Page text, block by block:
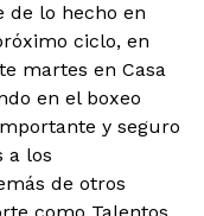
de lo hecho en
ciclo, en
martes en Casa
en el boxeo
y seguro
a los
de otros